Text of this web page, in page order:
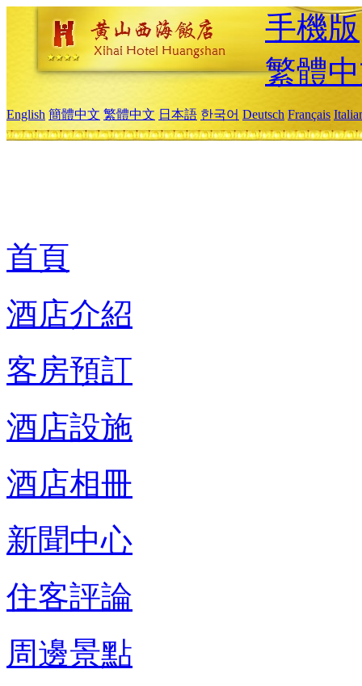
手機版
繁體
English 簡體中文 繁體中文 日本語 한국어 Deutsch Français
首頁
酒店介紹
客房預訂
酒店設施
酒店相冊
新聞中心
住客評論
周邊景點